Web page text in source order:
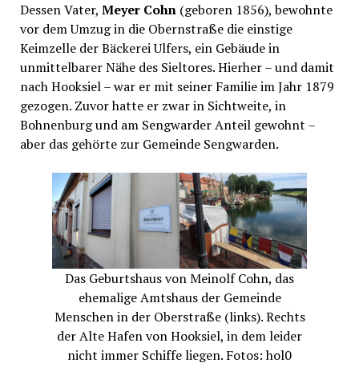
Dessen Vater, Meyer Cohn (geboren 1856), bewohnte
vor dem Umzug in die Obernstraße die einstige
Keimzelle der Bäckerei Ulfers, ein Gebäude in
unmittelbarer Nähe des Sieltores. Hierher – und damit
nach Hooksiel – war er mit seiner Familie im Jahr 1879
gezogen. Zuvor hatte er zwar in Sichtweite, in
Bohnenburg und am Sengwarder Anteil gewohnt –
aber das gehörte zur Gemeinde Sengwarden.
Das Geburtshaus von Meinolf Cohn, das
ehemalige Amtshaus der Gemeinde
Menschen in der Oberstraße (links). Rechts
der Alte Hafen von Hooksiel, in dem leider
nicht immer Schiffe liegen. Fotos: hol0